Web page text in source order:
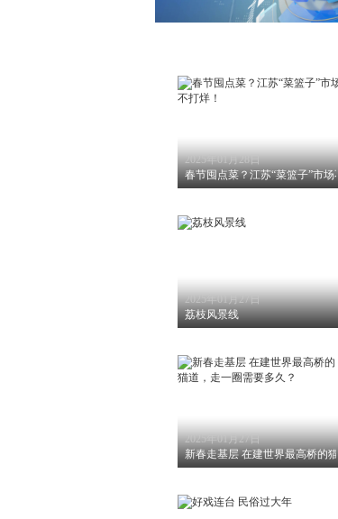
2025年01月28日
春节囤点菜？江苏“菜篮子”市场
2025年01月27日
荔枝风景线
2025年01月27日
新春走基层 在建世界最高桥的